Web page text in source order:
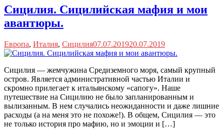
Сицилия. Сицилийская мафия и мои
авантюры.
Европа, Италия, Сицилия07.07.201920.07.2019
Сицилия — жемчужина Средиземного моря, самый крупный
остров. Является административной частью Италии и
скромно прилегает к итальянскому «сапогу». Наше
путешествие на Сицилию не было запланированным и
вылизанным. В нем случались неожиданности и даже лишние
расходы (а на меня это не похоже!). В общем, Сицилия — это
не только история про мафию, но и эмоции и […]